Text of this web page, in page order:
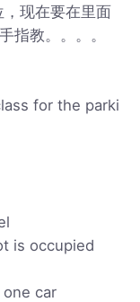
现在要在里面
指教。。。。
for the parki
is occupied
car